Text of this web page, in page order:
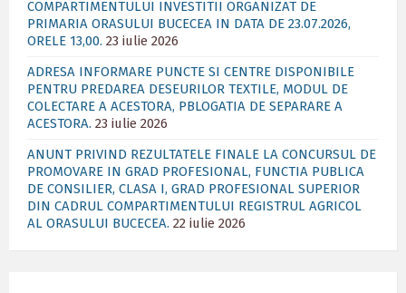
COMPARTIMENTULUI INVESTITII ORGANIZAT DE
PRIMARIA ORASULUI BUCECEA IN DATA DE 23.07.2026,
ORELE 13,00. 23 iulie 2026
ADRESA INFORMARE PUNCTE SI CENTRE DISPONIBILE
PENTRU PREDAREA DESEURILOR TEXTILE, MODUL DE
COLECTARE A ACESTORA, PBLOGATIA DE SEPARARE A
ACESTORA. 23 iulie 2026
ANUNT PRIVIND REZULTATELE FINALE LA CONCURSUL DE
PROMOVARE IN GRAD PROFESIONAL, FUNCTIA PUBLICA
DE CONSILIER, CLASA I, GRAD PROFESIONAL SUPERIOR
DIN CADRUL COMPARTIMENTULUI REGISTRUL AGRICOL
AL ORASULUI BUCECEA. 22 iulie 2026